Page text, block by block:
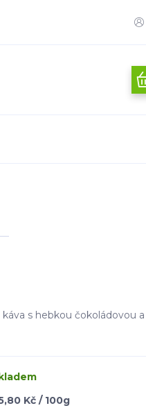
s hebkou čokoládovou a
Kč / 100g